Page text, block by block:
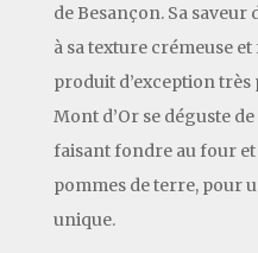
de Besançon. Sa saveur
à sa texture crémeuse
produit d’exception très
Mont d’Or se déguste
faisant fondre au four
pommes de terre, pour
unique.